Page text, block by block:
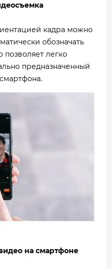
кадра можно
обозначать
позволяет легко
предназначенный
на смартфоне